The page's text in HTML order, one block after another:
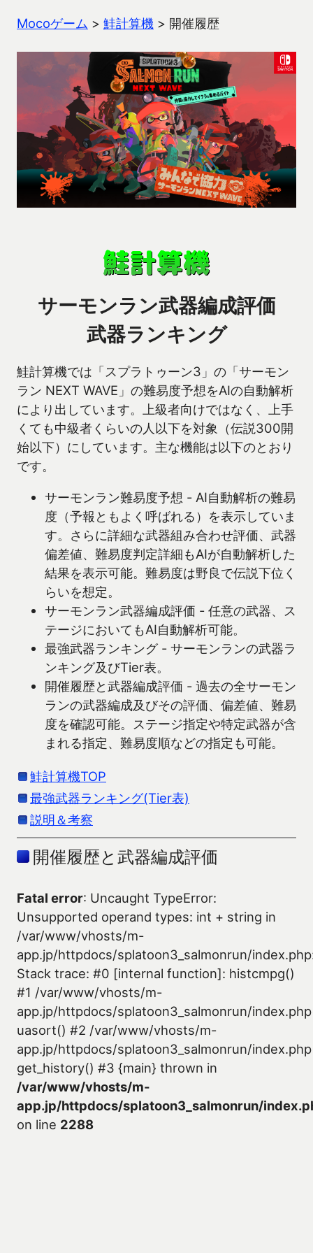
Mocoゲーム > 鮭計算機 > 開催履歴
サーモンラン武器編成評価
武器ランキング
鮭計算機では「スプラトゥーン3」の「サーモン
ラン NEXT WAVE」の難易度予想をAIの自動解析
により出しています。上級者向けではなく、上手
くても中級者くらいの人以下を対象（伝説300開
始以下）にしています。主な機能は以下のとおり
です。
サーモンラン難易度予想 - AI自動解析の難易
度（予報ともよく呼ばれる）を表示していま
す。さらに詳細な武器組み合わせ評価、武器
偏差値、難易度判定詳細もAIが自動解析した
結果を表示可能。難易度は野良で伝説下位く
らいを想定。
サーモンラン武器編成評価 - 任意の武器、ス
テージにおいてもAI自動解析可能。
最強武器ランキング - サーモンランの武器ラ
ンキング及びTier表。
開催履歴と武器編成評価 - 過去の全サーモン
ランの武器編成及びその評価、偏差値、難易
度を確認可能。ステージ指定や特定武器が含
まれる指定、難易度順などの指定も可能。
鮭計算機TOP
最強武器ランキング(Tier表)
説明＆考察
開催履歴と武器編成評価
Fatal error: Uncaught TypeError:
Unsupported operand types: int + string in
/var/www/vhosts/m-
app.jp/httpdocs/splatoon3_salmonrun/
Stack trace: #0 [internal function]: histcmpg()
#1 /var/www/vhosts/m-
app.jp/httpdocs/splatoon3_salmonrun/
uasort() #2 /var/www/vhosts/m-
app.jp/httpdocs/splatoon3_salmonrun/
get_history() #3 {main} thrown in
/var/www/vhosts/m-
app.jp/httpdocs/splatoon3_salmonrun/
on line 2288